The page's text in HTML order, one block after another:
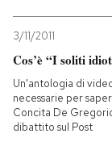
3/11/2011
Cos’è “I soliti
Un'antologia di
necessarie per
Concita De
dibattito sul Post